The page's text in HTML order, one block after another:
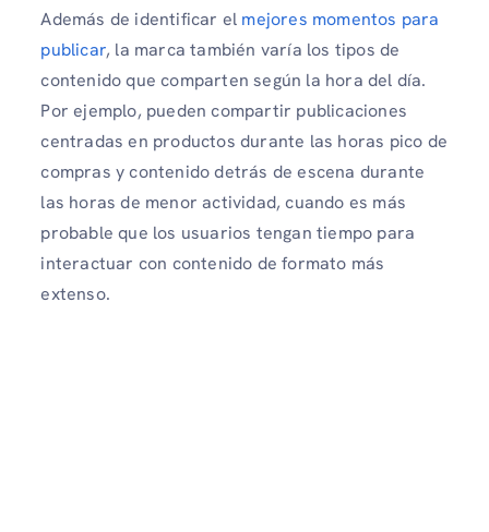
Además de identificar el mejores momentos para
publicar, la marca también varía los tipos de
contenido que comparten según la hora del día.
Por ejemplo, pueden compartir publicaciones
centradas en productos durante las horas pico de
compras y contenido detrás de escena durante
las horas de menor actividad, cuando es más
probable que los usuarios tengan tiempo para
interactuar con contenido de formato más
extenso.